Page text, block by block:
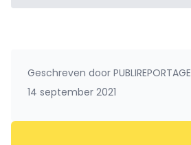
Geschreven door PUBLIREPORTAGE
14 september 2021